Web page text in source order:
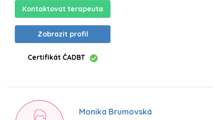
Kontaktovat terapeuta
Zobrazit profil
Certifikát ČADBT
Monika Brumovská